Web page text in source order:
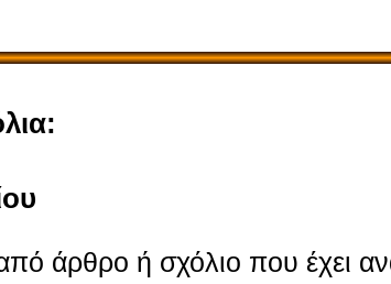
άρθρο ή σχόλιο που έχει